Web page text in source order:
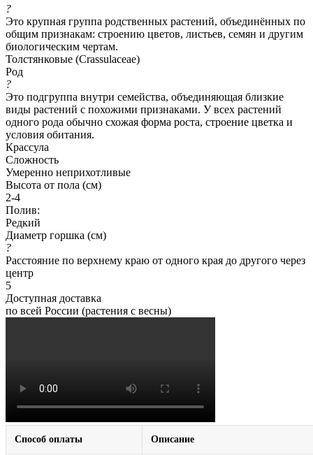
?
Это крупная группа родственных растений, объединённых по
общим признакам: строению цветов, листьев, семян и другим
биологическим чертам.
Толстянковые (Crassulaceae)
Род
?
Это подгруппа внутри семейства, объединяющая близкие
виды растений с похожими признаками. У всех растений
одного рода обычно схожая форма роста, строение цветка и
условия обитания.
Крассула
Сложность
Умеренно неприхотливые
Высота от пола (см)
2-4
Полив:
Редкий
Диаметр горшка (см)
?
Расстояние по верхнему краю от одного края до другого через
центр
5
Доступная доставка
по всей России (растения с весны)
Способ оплаты Описание